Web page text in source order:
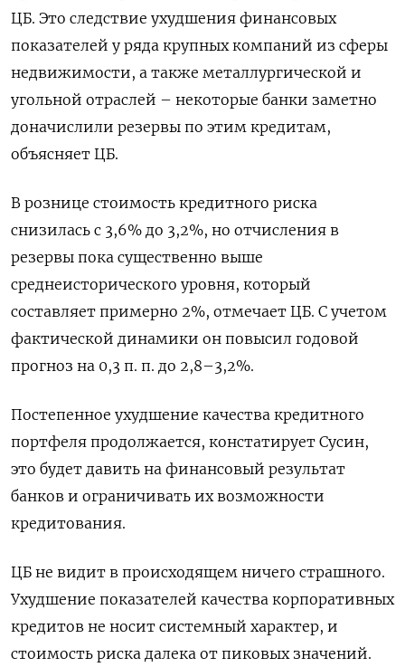
ЦБ. Это следствие ухудшения финансовых
показателей у ряда крупных компаний из сферы
недвижимости, а также металлургической и
угольной отраслей – некоторые банки заметно
доначислили резервы по этим кредитам,
объясняет ЦБ.
В рознице стоимость кредитного риска
снизилась с 3,6% до 3,2%, но отчисления в
резервы пока существенно выше
среднеисторического уровня, который
составляет примерно 2%, отмечает ЦБ. С учетом
фактической динамики он повысил годовой
прогноз на 0,3 п. п. до 2,8–3,2%.
Постепенное ухудшение качества кредитного
портфеля продолжается, констатирует Сусин,
это будет давить на финансовый результат
банков и ограничивать их возможности
кредитования.
ЦБ не видит в происходящем ничего страшного.
Ухудшение показателей качества корпоративных
кредитов не носит системный характер, и
стоимость риска далека от пиковых значений.